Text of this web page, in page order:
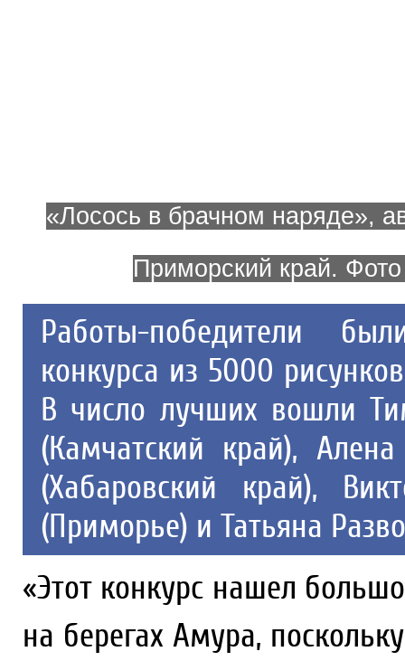
«Лосось в брачном наряде»,
Приморский край.
Работы-победители
конкурса из 5000
В число лучших вошли
(Камчатский край),
(Хабаровский край),
(Приморье) и Татьяна
«Этот конкурс нашел
на берегах Амура,